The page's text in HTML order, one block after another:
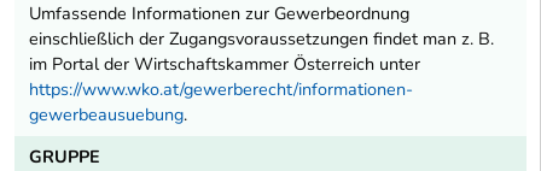
Umfassende Informationen zur Gewerbeordnung
einschließlich der Zugangsvoraussetzungen findet man z. B.
im Portal der Wirtschaftskammer Österreich unter
https://www.wko.at/gewerberecht/informationen-
gewerbeausuebung.
GRUPPE